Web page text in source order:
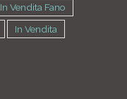
In Vendita Fano
In Vendita